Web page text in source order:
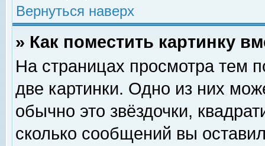
Вернуться наверх
» Как поместить картинку
На страницах просмотра тем
две картинки. Одно из них
обычно это звёздочки,
сколько сообщений вы